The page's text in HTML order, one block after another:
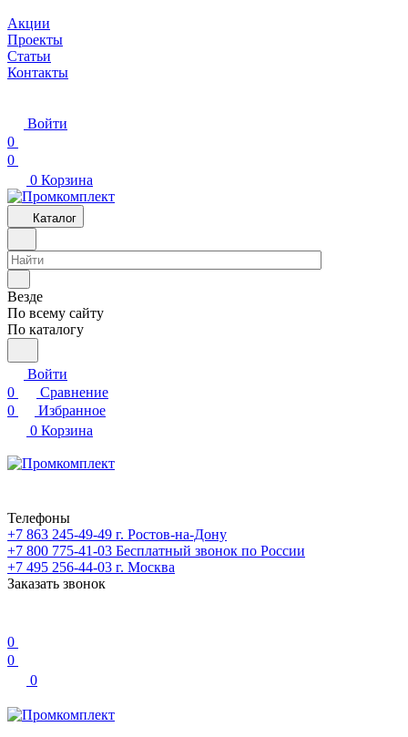
Акции
Проекты
Статьи
Контакты
Войти
0
0
0 Корзина
Каталог
Везде
По всему сайту
По каталогу
Войти
0
Сравнение
0
Избранное
0 Корзина
Телефоны
+7 863 245-49-49 г. Ростов-на-Дону
+7 800 775-41-03 Бесплатный звонок по России
+7 495 256-44-03 г. Москва
Заказать звонок
0
0
0